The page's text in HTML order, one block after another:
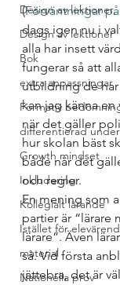
Design av
Design av lektioner
Bok
extra anpassningar
Formativ
differentierad
Growth mindset
Inkludering
Kollegialt lärande
Istället för
material
Nationella prov
(Förväntningar
dags igen nu i
alla har insett
fungerar så att
utbildning de
kan jag känna
när det gäller
hur skolan bäst
både när det
och regler.
En mening som
partier är “lärare
lärare”. Även
så. Vid första
jättebra, det är